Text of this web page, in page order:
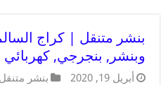
وبنشر, بنجرجي,
أبريل 19, 2020 بنشر متنقل